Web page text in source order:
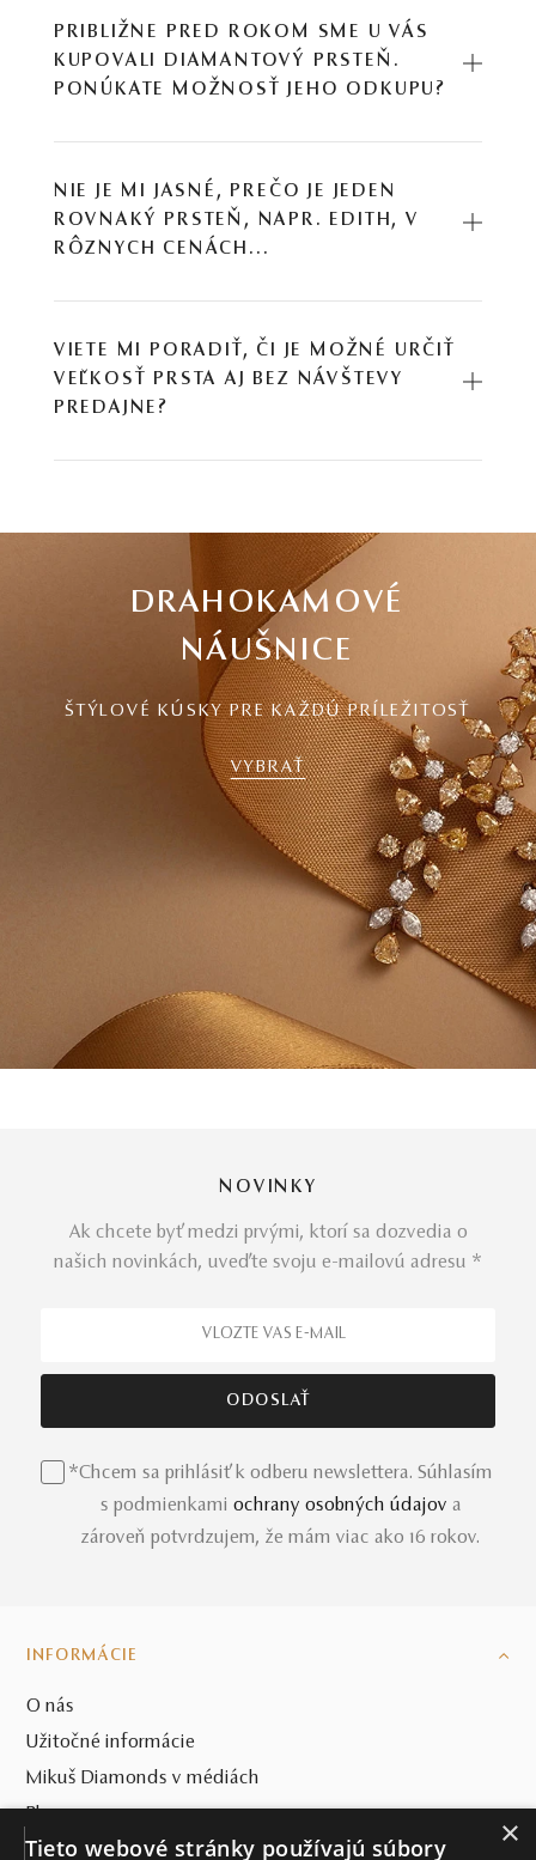
PRIBLIŽNE PRED ROKOM SME U VÁS
KUPOVALI DIAMANTOVÝ PRSTEŇ.
PONÚKATE MOŽNOSŤ JEHO ODKUPU?
NIE JE MI JASNÉ, PREČO JE JEDEN
ROVNAKÝ PRSTEŇ, NAPR. EDITH, V
RÔZNYCH CENÁCH...
VIETE MI PORADIŤ, ČI JE MOŽNÉ URČIŤ
VEĽKOSŤ PRSTA AJ BEZ NÁVŠTEVY
PREDAJNE?
DRAHOKAMOVÉ
NÁUŠNICE
ŠTÝLOVÉ KÚSKY PRE KAŽDÚ PRÍLEŽITOSŤ
VYBRAŤ
NOVINKY
Ak chcete byť medzi prvými, ktorí sa dozvedia o
našich novinkách, uveďte svoju e-mailovú adresu *
*Chcem sa prihlásiť k odberu newslettera. Súhlasím
s podmienkami ochrany osobných údajov a
zároveň potvrdzujem, že mám viac ako 16 rokov.
INFORMÁCIE
O nás
Užitočné informácie
Mikuš Diamonds v médiách
Blog
×
Tieto webové stránky používajú súbory